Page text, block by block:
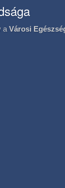
a Városi